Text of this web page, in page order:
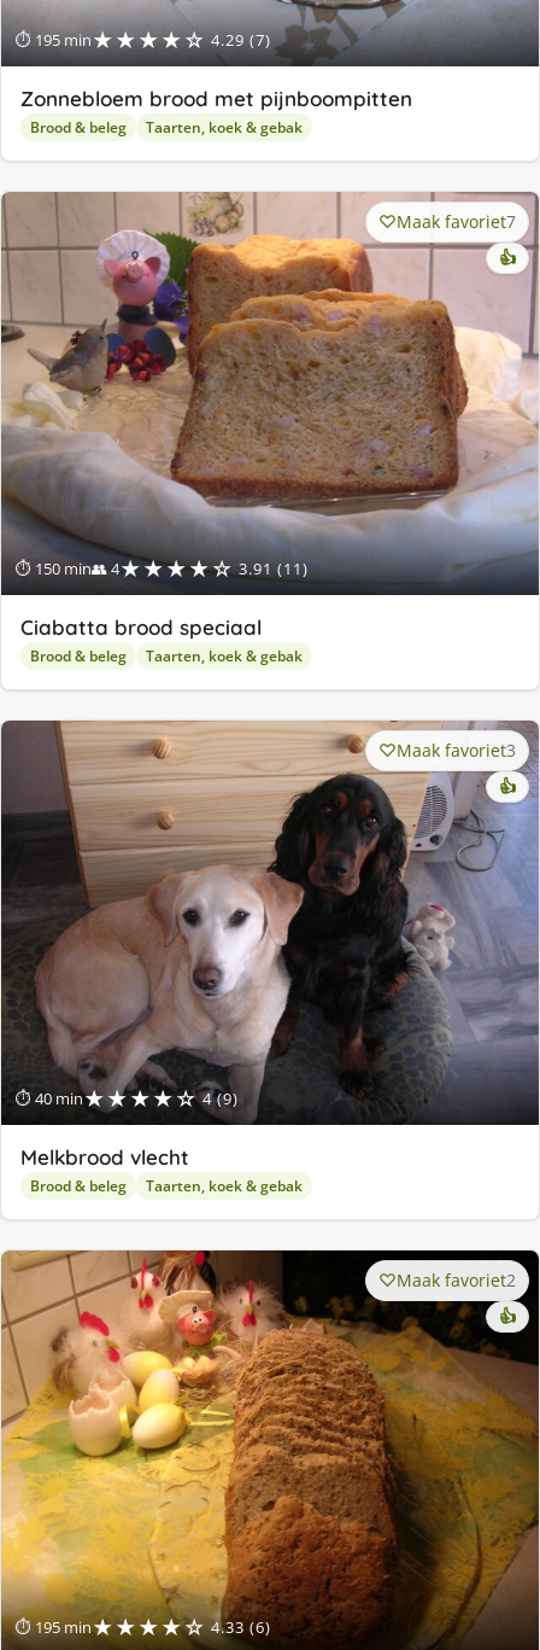
⏱ 195 min★★★★☆ 4.29 (7)
Zonnebloem brood met pijnboompitten
Brood & beleg Taarten, koek & gebak
⏱ 150 min👥 4★★★★☆ 3.91 (11)
Maak favoriet7
👍
Ciabatta brood speciaal
Brood & beleg Taarten, koek & gebak
⏱ 40 min★★★★☆ 4 (9)
Maak favoriet3
👍
Melkbrood vlecht
Brood & beleg Taarten, koek & gebak
⏱ 195 min★★★★☆ 4.33 (6)
Maak favoriet2
👍